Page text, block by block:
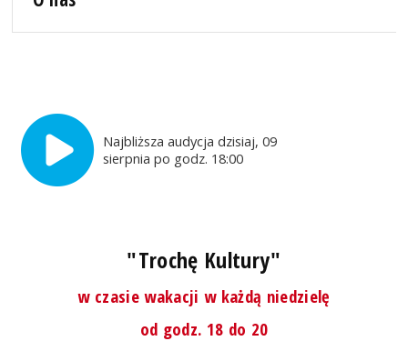
Najbliższa audycja dzisiaj, 09
sierpnia po godz. 18:00
"Trochę Kultury"
w czasie wakacji w każdą niedzielę
od godz. 18 do 20